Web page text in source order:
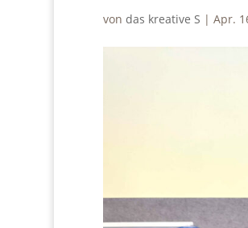
von das kreative S | Apr.